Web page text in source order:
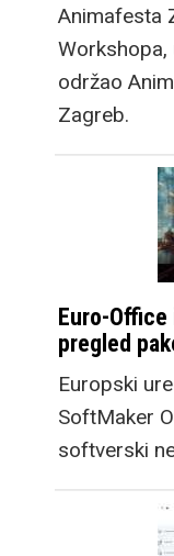
Animafesta
održao
Zagreb.
Euro-
pregled
Europski
SoftMaker
softverski